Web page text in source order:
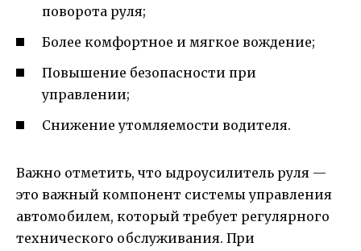
поворота руля;
Более комфортное и мягкое вождение;
Повышение безопасности при
управлении;
Снижение утомляемости водителя.
Важно отметить, что ыдроусилитель руля —
это важный компонент системы управления
автомобилем, который требует регулярного
технического обслуживания. При